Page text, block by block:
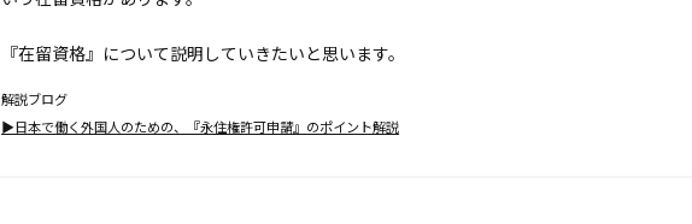
『在留資格』について説明していきたいと思います。
解説ブログ
▶︎日本で働く外国人のための、『永住権許可申請』のポイント解説